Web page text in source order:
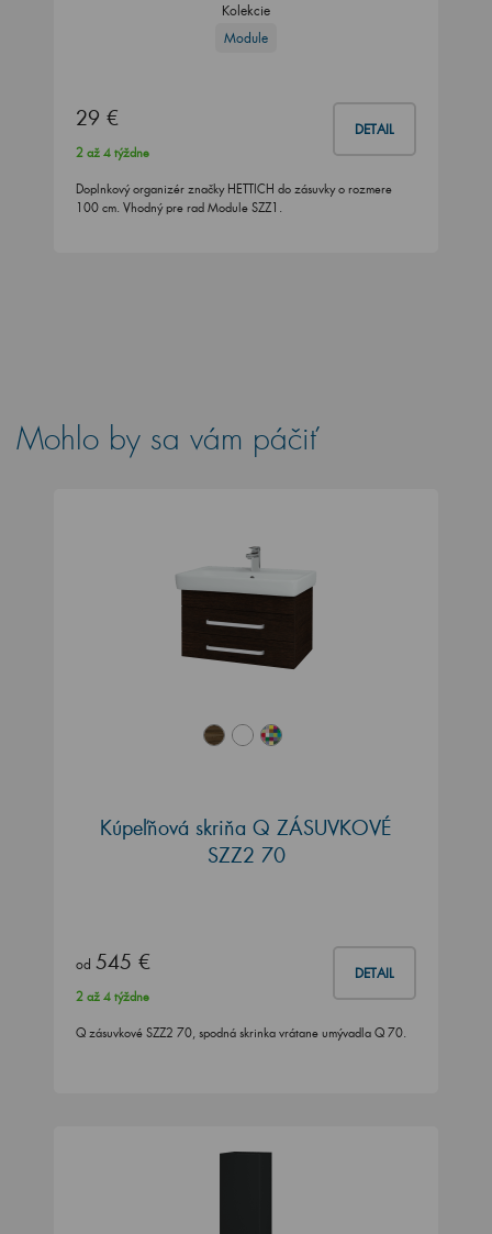
Kolekcie
Module
29 € DETAIL
2 až 4 týždne
Doplnkový organizér značky HETTICH do zásuvky o rozmere
100 cm. Vhodný pre rad Module SZZ1.
Mohlo by sa vám páčiť
Kúpeľňová skriňa Q ZÁSUVKOVÉ
SZZ2 70
od 545 € DETAIL
2 až 4 týždne
Q zásuvkové SZZ2 70, spodná skrinka vrátane umývadla Q 70.